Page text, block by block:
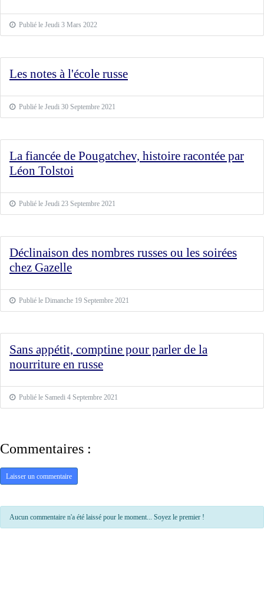
Publié le Jeudi 3 Mars 2022
Les notes à l'école russe
Publié le Jeudi 30 Septembre 2021
La fiancée de Pougatchev, histoire racontée par
Léon Tolstoi
Publié le Jeudi 23 Septembre 2021
Déclinaison des nombres russes ou les soirées
chez Gazelle
Publié le Dimanche 19 Septembre 2021
Sans appétit, comptine pour parler de la
nourriture en russe
Publié le Samedi 4 Septembre 2021
Commentaires :
Laisser un commentaire
Aucun commentaire n'a été laissé pour le moment... Soyez le premier !